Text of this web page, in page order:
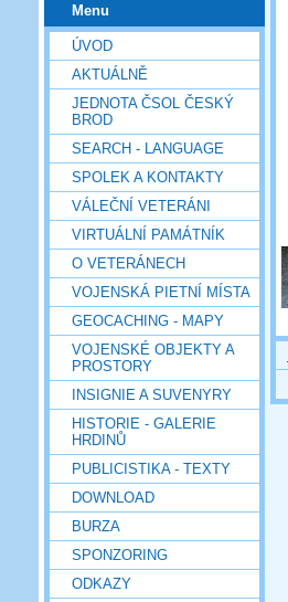
Menu
ÚVOD
AKTUÁLNĚ
JEDNOTA ČSOL ČESKÝ
BROD
SEARCH - LANGUAGE
SPOLEK A KONTAKTY
VÁLEČNÍ VETERÁNI
VIRTUÁLNÍ PAMÁTNÍK
O VETERÁNECH
VOJENSKÁ PIETNÍ MÍSTA
GEOCACHING - MAPY
VOJENSKÉ OBJEKTY A
PROSTORY
INSIGNIE A SUVENYRY
HISTORIE - GALERIE
HRDINŮ
PUBLICISTIKA - TEXTY
DOWNLOAD
BURZA
SPONZORING
ODKAZY